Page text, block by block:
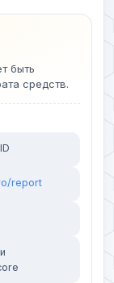
быть
средств.
report